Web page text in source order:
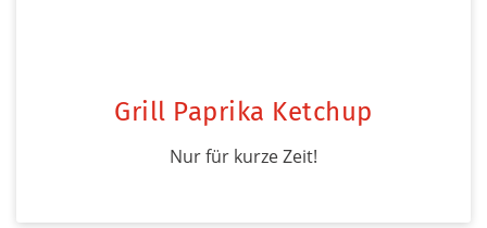
Grill Paprika Ketchup
Nur für kurze Zeit!